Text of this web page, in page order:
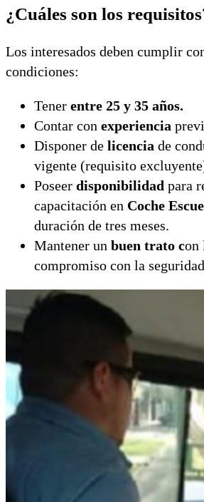
¿Cuáles son los
Los interesados deben cumplir
condiciones:
Tener entre 25 y 35 años.
Contar con experiencia
Disponer de licencia de
vigente (requisito
Poseer disponibilidad para
capacitación en Coche
duración de tres meses.
Mantener un buen trato con
compromiso con la